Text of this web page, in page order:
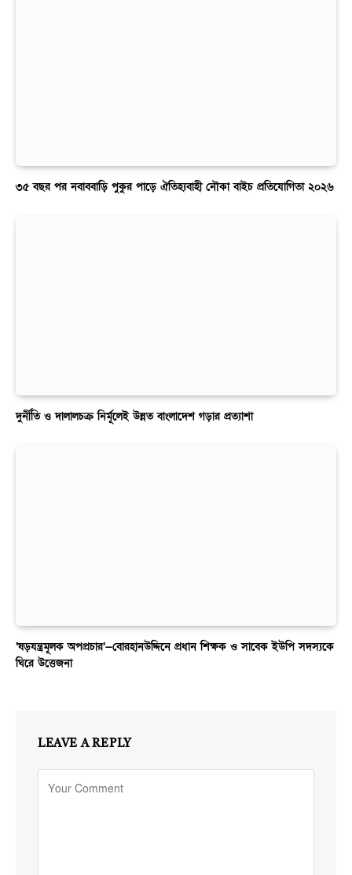
৩৫ বছর পর নবাববাড়ি পুকুর পাড়ে ঐতিহ্যবাহী নৌকা বাইচ প্রতিযোগিতা ২০২৬
দুর্নীতি ও দালালচক্র নির্মূলেই উন্নত বাংলাদেশ গড়ার প্রত্যাশা
‘ষড়যন্ত্রমূলক অপপ্রচার’—বোরহানউদ্দিনে প্রধান শিক্ষক ও সাবেক ইউপি সদস্যকে
ঘিরে উত্তেজনা
LEAVE A REPLY